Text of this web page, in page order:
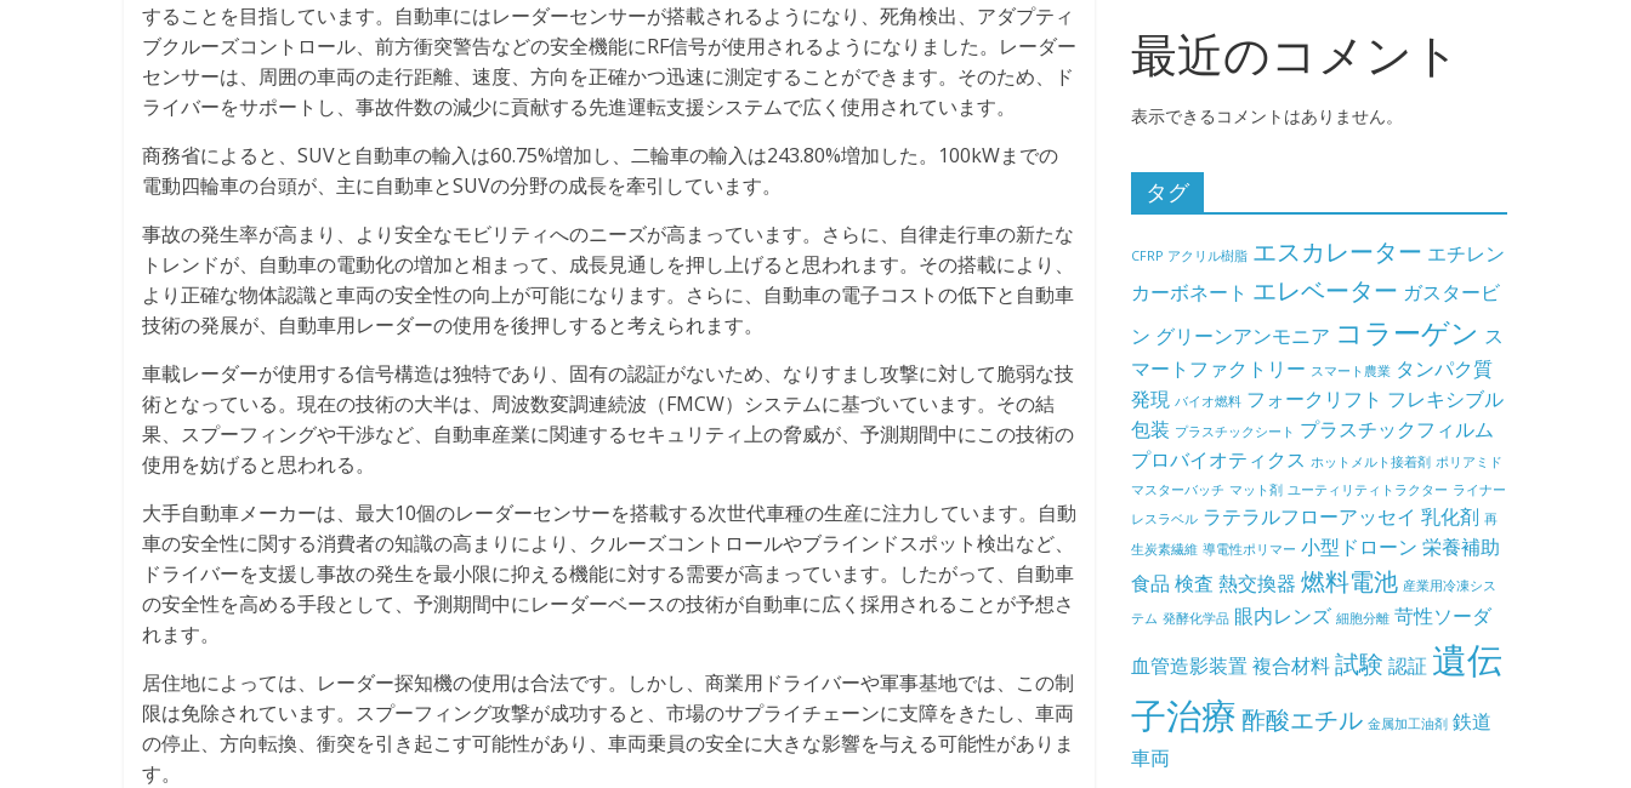
することを目指しています。自動車にはレーダーセンサーが搭載されるようになり、死角検出、アダプティ
ブクルーズコントロール、前方衝突警告などの安全機能にRF信号が使用されるようになりました。レーダー
センサーは、周囲の車両の走行距離、速度、方向を正確かつ迅速に測定することができます。そのため、ド
ライバーをサポートし、事故件数の減少に貢献する先進運転支援システムで広く使用されています。
商務省によると、SUVと自動車の輸入は60.75%増加し、二輪車の輸入は243.80%増加した。100kWまでの
電動四輪車の台頭が、主に自動車とSUVの分野の成長を牽引しています。
事故の発生率が高まり、より安全なモビリティへのニーズが高まっています。さらに、自律走行車の新たな
トレンドが、自動車の電動化の増加と相まって、成長見通しを押し上げると思われます。その搭載により、
より正確な物体認識と車両の安全性の向上が可能になります。さらに、自動車の電子コストの低下と自動車
技術の発展が、自動車用レーダーの使用を後押しすると考えられます。
車載レーダーが使用する信号構造は独特であり、固有の認証がないため、なりすまし攻撃に対して脆弱な技
術となっている。現在の技術の大半は、周波数変調連続波（FMCW）システムに基づいています。その結
果、スプーフィングや干渉など、自動車産業に関連するセキュリティ上の脅威が、予測期間中にこの技術の
使用を妨げると思われる。
大手自動車メーカーは、最大10個のレーダーセンサーを搭載する次世代車種の生産に注力しています。自動
車の安全性に関する消費者の知識の高まりにより、クルーズコントロールやブラインドスポット検出など、
ドライバーを支援し事故の発生を最小限に抑える機能に対する需要が高まっています。したがって、自動車
の安全性を高める手段として、予測期間中にレーダーベースの技術が自動車に広く採用されることが予想さ
れます。
居住地によっては、レーダー探知機の使用は合法です。しかし、商業用ドライバーや軍事基地では、この制
限は免除されています。スプーフィング攻撃が成功すると、市場のサプライチェーンに支障をきたし、車両
の停止、方向転換、衝突を引き起こす可能性があり、車両乗員の安全に大きな影響を与える可能性がありま
す。
最近のコメント
表示できるコメントはありません。
タグ
CFRP アクリル樹脂 エスカレーター エチレン
カーボネート エレベーター ガスタービ
ン グリーンアンモニア コラーゲン ス
マートファクトリー スマート農業 タンパク質
発現 バイオ燃料 フォークリフト フレキシブル
包装 プラスチックシート プラスチックフィルム
プロバイオティクス ホットメルト接着剤 ポリアミド
マスターバッチ マット剤 ユーティリティトラクター ライナー
レスラベル ラテラルフローアッセイ 乳化剤 再
生炭素繊維 導電性ポリマー 小型ドローン 栄養補助
食品 検査 熱交換器 燃料電池 産業用冷凍シス
テム 発酵化学品 眼内レンズ 細胞分離 苛性ソーダ
血管造影装置 複合材料試験 認証 遺伝
子治療 酢酸エチル 金属加工油剤 鉄道
車両